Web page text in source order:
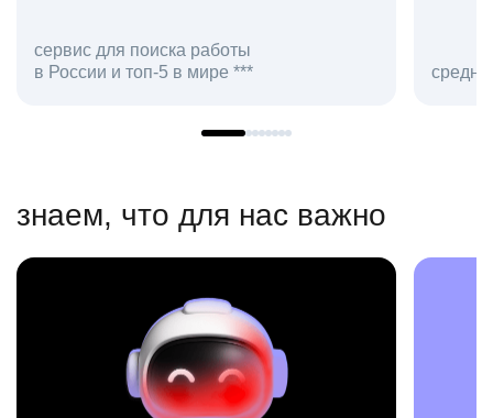
поиска работы
топ-5 в мире ***
средняя оценка
знаем, что для нас важно